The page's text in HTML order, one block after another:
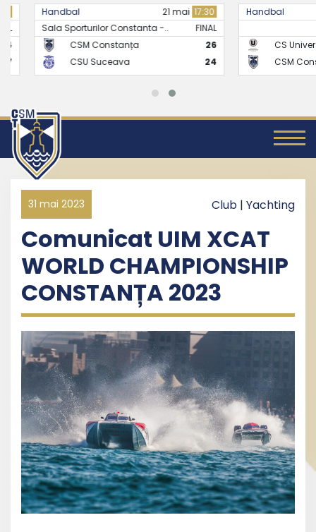
Handbal 21 mai 17:30
Sala Sporturilor Constanta -..
CSM Constanța
CSU Suceava
Handbal
CS
CSM
31 mai 2023 Club | Yachting
Comunicat UIM XCAT
WORLD CHAMPIONSHIP
CONSTANȚA 2023